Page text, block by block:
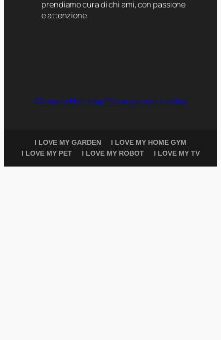
prendiamo cura di chi ami, con passione
e attenzione.
Chi siamoNote legaliPrivacy e cookie policy
I LOVE MY GARDEN
I LOVE MY HOME GYM
I LOVE MY PET
I LOVE MY ROBOT I LOVE MY TV